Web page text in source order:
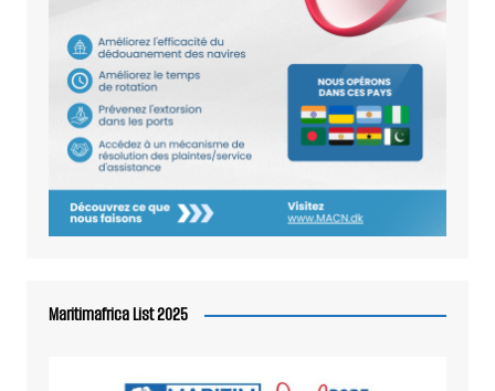
Maritimafrica List 2025